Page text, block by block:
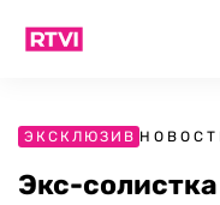
ЭКСКЛЮЗИВ
Экс-